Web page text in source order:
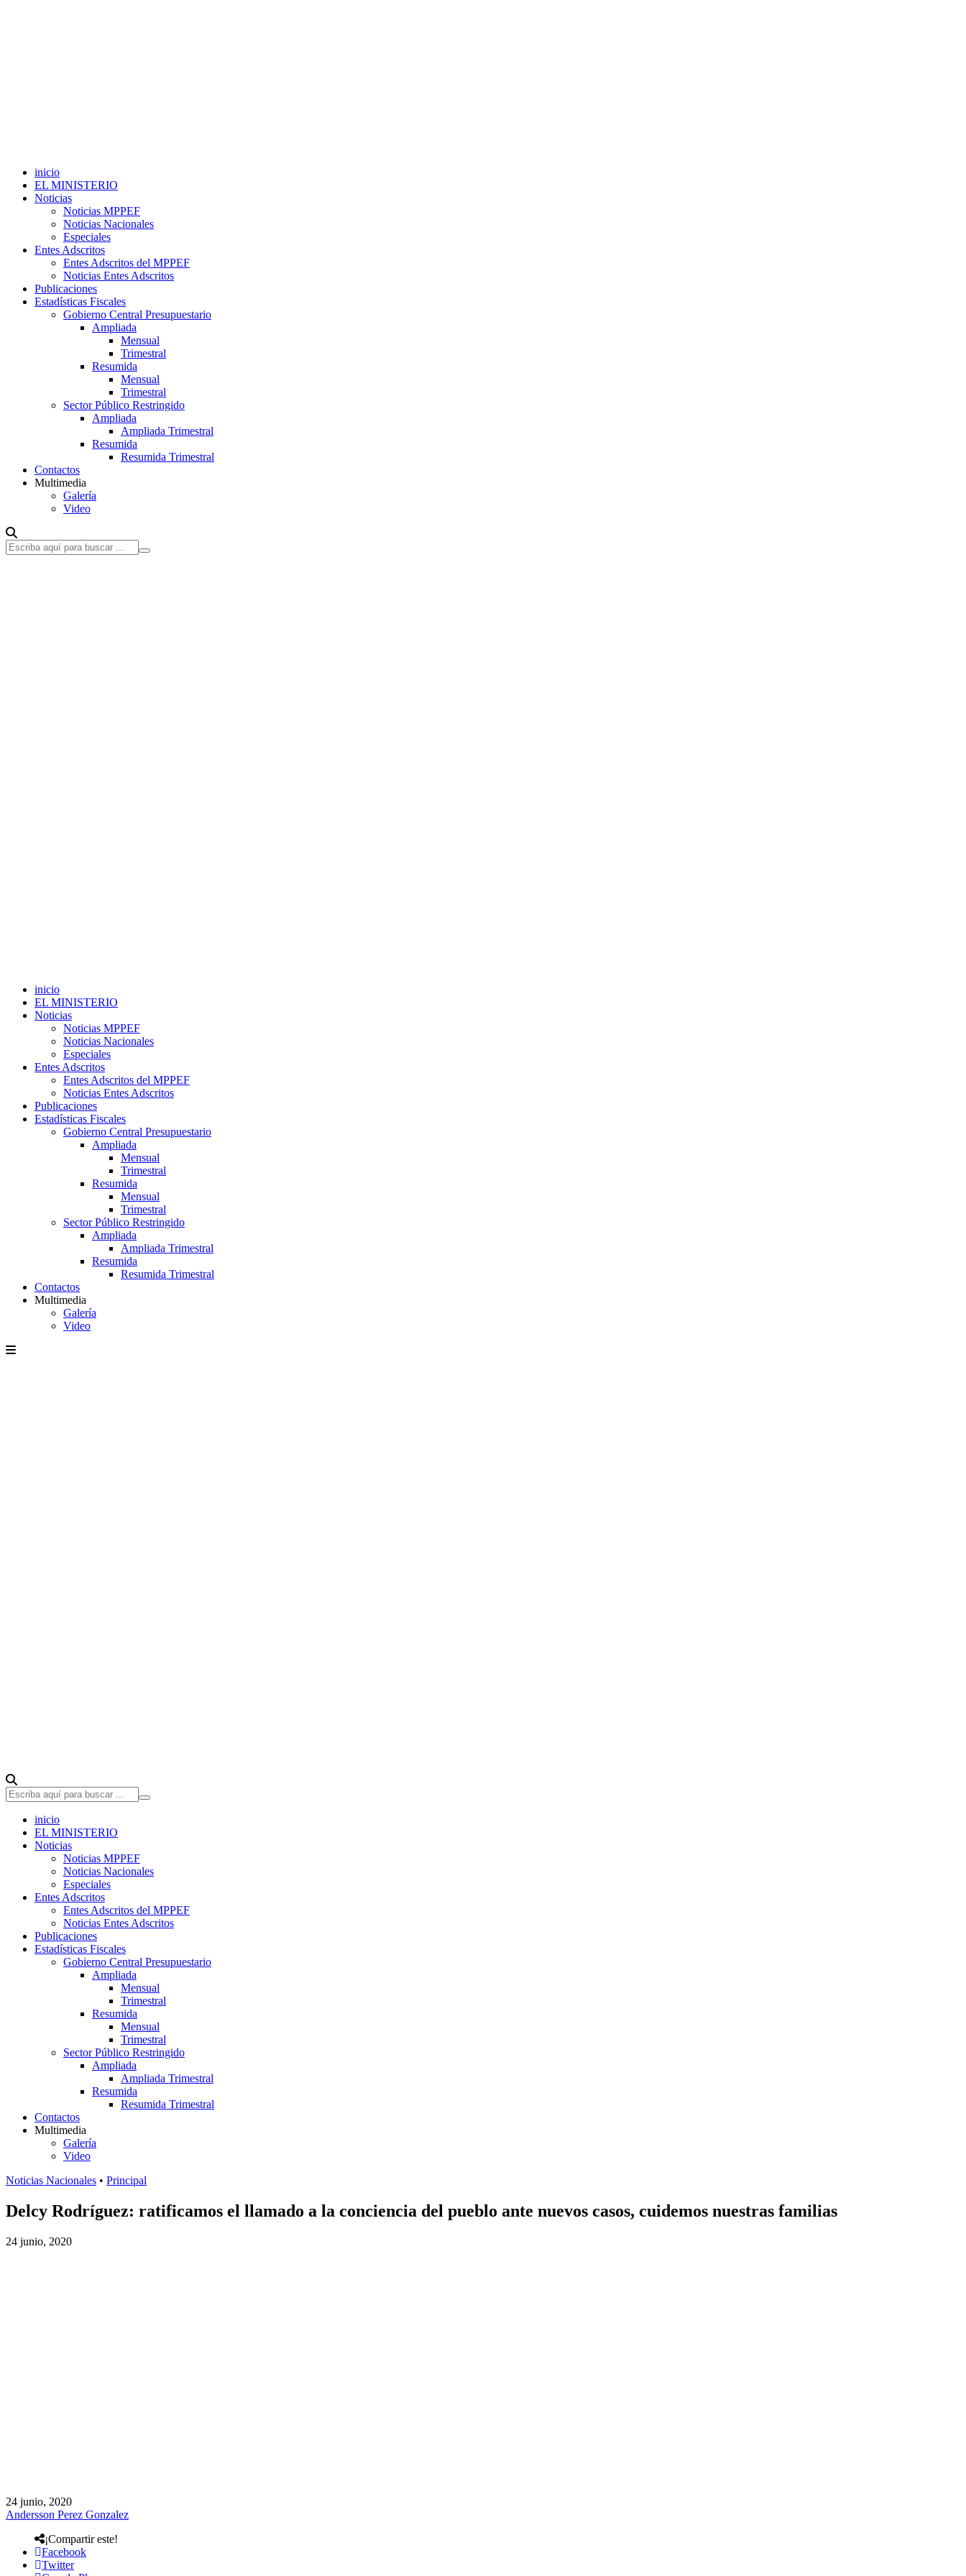
inicio
EL MINISTERIO
Noticias
Noticias MPPEF
Noticias Nacionales
Especiales
Entes Adscritos
Entes Adscritos del MPPEF
Noticias Entes Adscritos
Publicaciones
Estadísticas Fiscales
Gobierno Central Presupuestario
Ampliada
Mensual
Trimestral
Resumida
Mensual
Trimestral
Sector Público Restringido
Ampliada
Ampliada Trimestral
Resumida
Resumida Trimestral
Contactos
Multimedia
Galería
Video
inicio
EL MINISTERIO
Noticias
Noticias MPPEF
Noticias Nacionales
Especiales
Entes Adscritos
Entes Adscritos del MPPEF
Noticias Entes Adscritos
Publicaciones
Estadísticas Fiscales
Gobierno Central Presupuestario
Ampliada
Mensual
Trimestral
Resumida
Mensual
Trimestral
Sector Público Restringido
Ampliada
Ampliada Trimestral
Resumida
Resumida Trimestral
Contactos
Multimedia
Galería
Video
inicio
EL MINISTERIO
Noticias
Noticias MPPEF
Noticias Nacionales
Especiales
Entes Adscritos
Entes Adscritos del MPPEF
Noticias Entes Adscritos
Publicaciones
Estadísticas Fiscales
Gobierno Central Presupuestario
Ampliada
Mensual
Trimestral
Resumida
Mensual
Trimestral
Sector Público Restringido
Ampliada
Ampliada Trimestral
Resumida
Resumida Trimestral
Contactos
Multimedia
Galería
Video
Noticias Nacionales • Principal
Delcy Rodríguez: ratificamos el llamado a la conciencia del pueblo ante nuevos casos, cuidemos nuestras familias
24 junio, 2020
24 junio, 2020
Andersson Perez Gonzalez
¡Compartir este!
Facebook
Twitter